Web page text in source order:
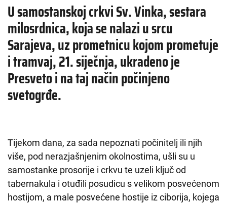
U samostanskoj crkvi Sv. Vinka, sestara
milosrdnica, koja se nalazi u srcu
Sarajeva, uz prometnicu kojom prometuje
i tramvaj, 21. siječnja, ukradeno je
Presveto i na taj način počinjeno
svetogrđe.
Tijekom dana, za sada nepoznati počinitelj ili njih
više, pod nerazjašnjenim okolnostima, ušli su u
samostanke prosorije i crkvu te uzeli ključ od
tabernakula i otuđili posudicu s velikom posvećenom
hostijom, a male posvećene hostije iz ciborija, kojega